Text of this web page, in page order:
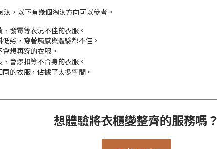
，以下有幾個淘汰方向可以參考。
發霉等衣況不佳的衣服。
劣，穿著觸感與體驗都不佳。
想再穿的衣服。
會爆扣等不合身的衣服。
的衣服，佔據了太多空間。
想體驗將衣櫃變整齊的服務嗎？